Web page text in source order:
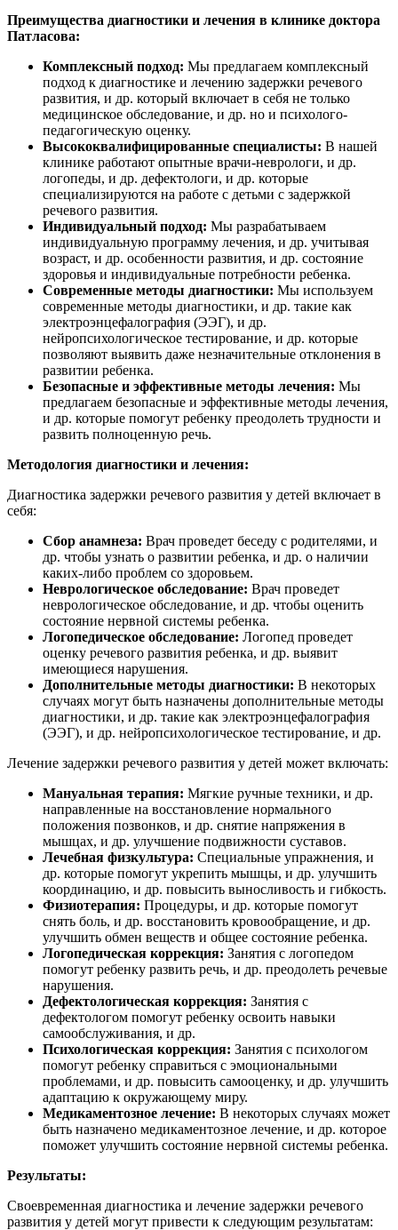
Преимущества диагностики и лечения в клинике доктора
Патласова:
Комплексный подход: Мы предлагаем комплексный
подход к диагностике и лечению задержки речевого
развития, и др. который включает в себя не только
медицинское обследование, и др. но и психолого-
педагогическую оценку.
Высококвалифицированные специалисты: В нашей
клинике работают опытные врачи-неврологи, и др.
логопеды, и др. дефектологи, и др. которые
специализируются на работе с детьми с задержкой
речевого развития.
Индивидуальный подход: Мы разрабатываем
индивидуальную программу лечения, и др. учитывая
возраст, и др. особенности развития, и др. состояние
здоровья и индивидуальные потребности ребенка.
Современные методы диагностики: Мы используем
современные методы диагностики, и др. такие как
электроэнцефалография (ЭЭГ), и др.
нейропсихологическое тестирование, и др. которые
позволяют выявить даже незначительные отклонения в
развитии ребенка.
Безопасные и эффективные методы лечения: Мы
предлагаем безопасные и эффективные методы лечения,
и др. которые помогут ребенку преодолеть трудности и
развить полноценную речь.
Методология диагностики и лечения:
Диагностика задержки речевого развития у детей включает в
себя:
Сбор анамнеза: Врач проведет беседу с родителями, и
др. чтобы узнать о развитии ребенка, и др. о наличии
каких-либо проблем со здоровьем.
Неврологическое обследование: Врач проведет
неврологическое обследование, и др. чтобы оценить
состояние нервной системы ребенка.
Логопедическое обследование: Логопед проведет
оценку речевого развития ребенка, и др. выявит
имеющиеся нарушения.
Дополнительные методы диагностики: В некоторых
случаях могут быть назначены дополнительные методы
диагностики, и др. такие как электроэнцефалография
(ЭЭГ), и др. нейропсихологическое тестирование, и др.
Лечение задержки речевого развития у детей может включать:
Мануальная терапия: Мягкие ручные техники, и др.
направленные на восстановление нормального
положения позвонков, и др. снятие напряжения в
мышцах, и др. улучшение подвижности суставов.
Лечебная физкультура: Специальные упражнения, и
др. которые помогут укрепить мышцы, и др. улучшить
координацию, и др. повысить выносливость и гибкость.
Физиотерапия: Процедуры, и др. которые помогут
снять боль, и др. восстановить кровообращение, и др.
улучшить обмен веществ и общее состояние ребенка.
Логопедическая коррекция: Занятия с логопедом
помогут ребенку развить речь, и др. преодолеть речевые
нарушения.
Дефектологическая коррекция: Занятия с
дефектологом помогут ребенку освоить навыки
самообслуживания, и др.
Психологическая коррекция: Занятия с психологом
помогут ребенку справиться с эмоциональными
проблемами, и др. повысить самооценку, и др. улучшить
адаптацию к окружающему миру.
Медикаментозное лечение: В некоторых случаях может
быть назначено медикаментозное лечение, и др. которое
поможет улучшить состояние нервной системы ребенка.
Результаты:
Своевременная диагностика и лечение задержки речевого
развития у детей могут привести к следующим результатам: